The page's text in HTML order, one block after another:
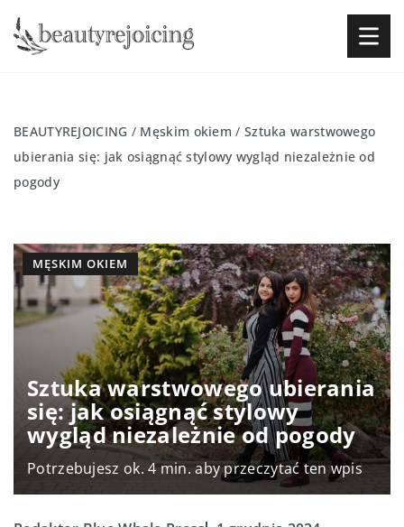
BEAUTYREJOICING / Męskim okiem / Sztuka warstwowego
ubierania się: jak osiągnąć stylowy wygląd niezależnie od
pogody
Sztuka warstwowego ubierania
się: jak osiągnąć stylowy
wygląd niezależnie od pogody
Potrzebujesz ok. 4 min. aby przeczytać ten wpis
MĘSKIM OKIEM